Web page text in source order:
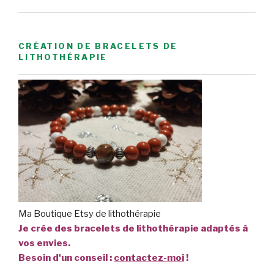
CRÉATION DE BRACELETS DE
LITHOTHÉRAPIE
Ma Boutique Etsy de lithothérapie
Je crée des bracelets de lithothérapie adaptés à
vos envies.
Besoin d'un conseil : contactez-moi!